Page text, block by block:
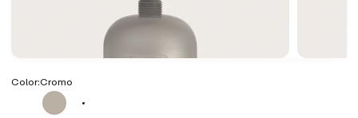
Color:Cromo